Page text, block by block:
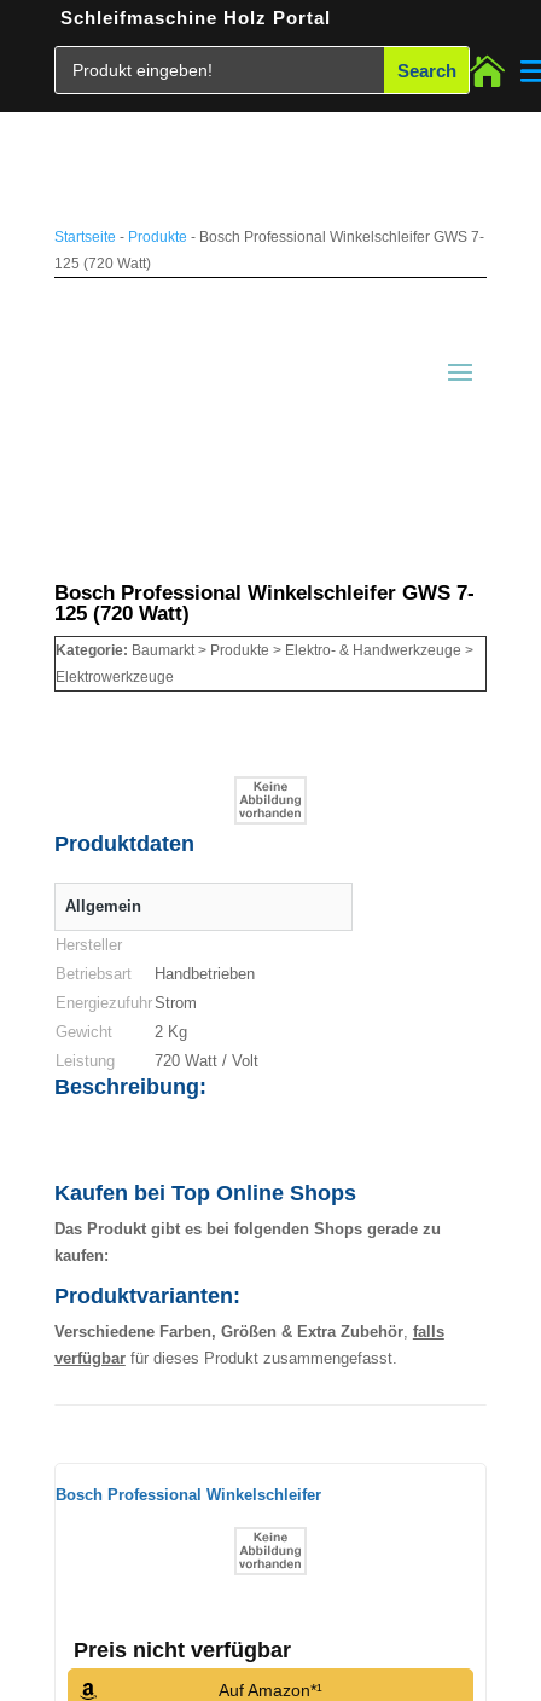
Schleifmaschine Holz Portal

Startseite - Produkte - Bosch Professional Winkelschleifer GWS 7-
125 (720 Watt)
Bosch Professional Winkelschleifer GWS 7-
125 (720 Watt)
Kategorie: Baumarkt > Produkte > Elektro- & Handwerkzeuge >
Elektrowerkzeuge
Produktdaten
Allgemein
Hersteller
Betriebsart
Handbetrieben
EnergiezufuhrStrom
Gewicht
2 Kg
Leistung
720 Watt / Volt
Beschreibung:
Kaufen bei Top Online Shops
Das Produkt gibt es bei folgenden Shops gerade zu
kaufen:
Produktvarianten:
Verschiedene Farben, Größen & Extra Zubehör, falls
verfügbarfür dieses Produkt zusammengefasst.
Bosch Professional Winkelschleifer
Preis nicht verfügbar
Auf Amazon*¹